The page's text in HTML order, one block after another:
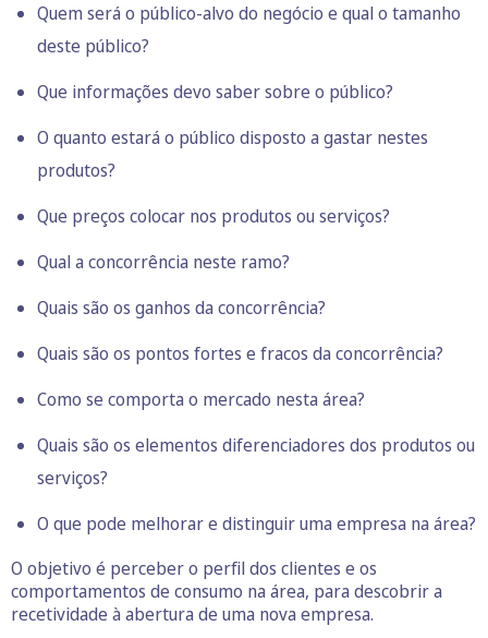
Quem será o público-alvo do negócio e qual o tamanho
deste público?
Que informações devo saber sobre o público?
O quanto estará o público disposto a gastar nestes
produtos?
Que preços colocar nos produtos ou serviços?
Qual a concorrência neste ramo?
Quais são os ganhos da concorrência?
Quais são os pontos fortes e fracos da concorrência?
Como se comporta o mercado nesta área?
Quais são os elementos diferenciadores dos produtos ou
serviços?
O que pode melhorar e distinguir uma empresa na área?
O objetivo é perceber o perfil dos clientes e os
comportamentos de consumo na área, para descobrir a
recetividade à abertura de uma nova empresa.